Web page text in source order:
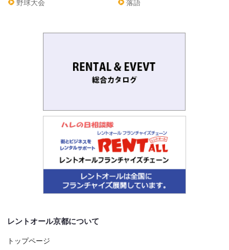
野球大会 落語
レントオール京都について
トップページ